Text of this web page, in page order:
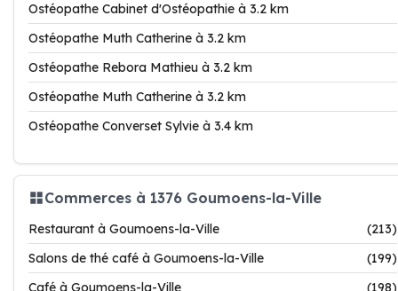
Ostéopathe Cabinet d'Ostéopathie à 3.2 km
Ostéopathe Muth Catherine à 3.2 km
Ostéopathe Rebora Mathieu à 3.2 km
Ostéopathe Muth Catherine à 3.2 km
Ostéopathe Converset Sylvie à 3.4 km
Commerces à 1376 Goumoens-la-Ville
Restaurant à Goumoens-la-Ville
(213)
Salons de thé café à Goumoens-la-Ville
(199)
Café à Goumoens-la-Ville
(198)